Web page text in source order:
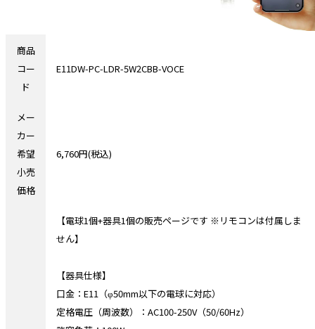
商品
コー
ド
E11DW-PC-LDR-5W2CBB-VOCE
メー
カー
希望
小売
価格
6,760円(税込)
【電球1個+器具1個の販売ページです ※リモコンは付属しま
せん】
【器具仕様】
口金：E11（φ50mm以下の電球に対応）
定格電圧（周波数）：AC100-250V（50/60Hz）